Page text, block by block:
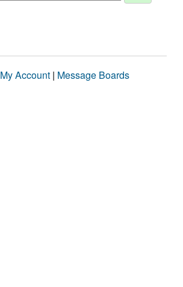
My Account | Message Boards